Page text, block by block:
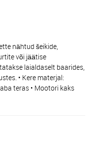
nähtud šeikide,
või jäätise
laialdaselt baarides,
• Kere materjal:
teras • Mootori kaks